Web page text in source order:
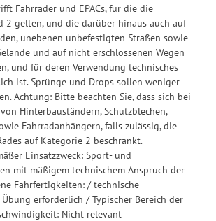
Fahrräder und EPACs, für die die
2 gelten, und die darüber hinaus auch auf
unebenen unbefestigten Straßen sowie
und auf nicht erschlossenen Wegen
und für deren Verwendung technisches
ist. Sprünge und Drops sollen weniger
Achtung: Bitte beachten Sie, dass sich bei
Hinterbauständern, Schutzblechen,
Fahrradanhängern, falls zulässig, die
auf Kategorie 2 beschränkt.
Einsatzzweck: Sport- und
mit mäßigem technischem Anspruch der
Fahrfertigkeiten: / technische
erforderlich / Typischer Bereich der
Nicht relevant